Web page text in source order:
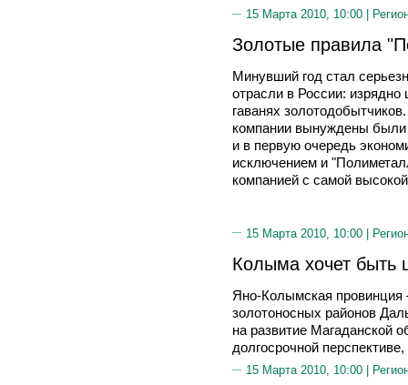
15 Марта 2010, 10:00 |
Золотые правила
Минувший год стал
отрасли в России:
гаванях
компании вынуждены были
и в первую очередь
исключением и
компанией с самой
15 Марта 2010, 10:00 |
Колыма хочет быть
Яно-Колымская провинция
золотоносных районов
на развитие Магаданской
долгосрочной
15 Марта 2010, 10:00 |